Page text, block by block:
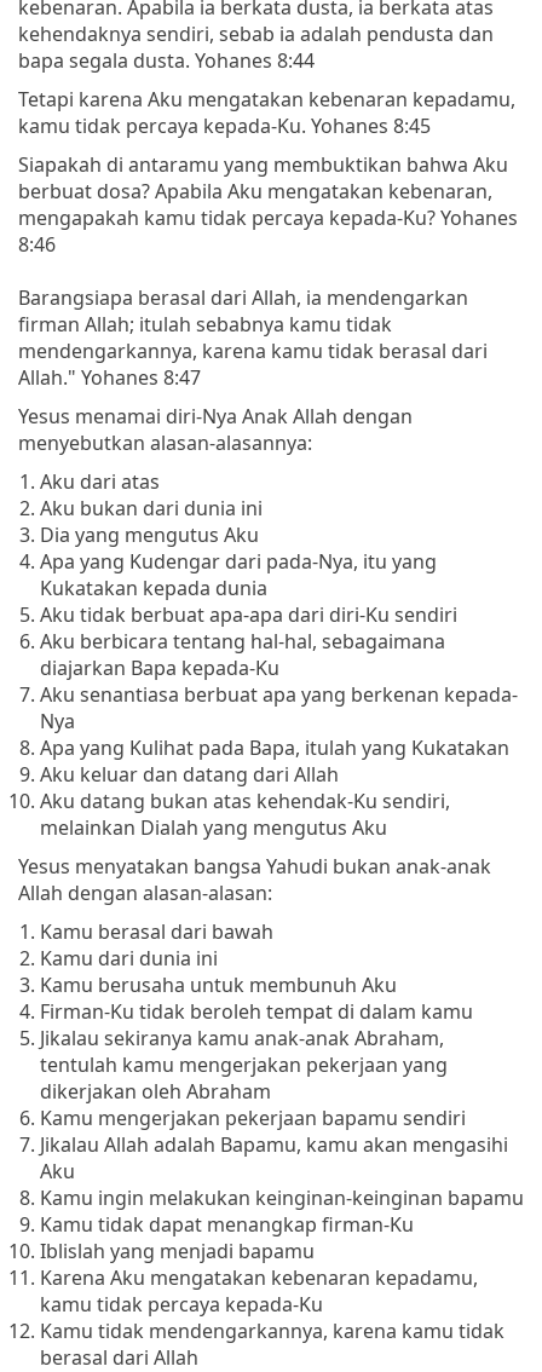
kebenaran. Apabila ia berkata dusta, ia berkata atas
kehendaknya sendiri, sebab ia adalah pendusta dan
bapa segala dusta. Yohanes 8:44
Tetapi karena Aku mengatakan kebenaran kepadamu,
kamu tidak percaya kepada-Ku. Yohanes 8:45
Siapakah di antaramu yang membuktikan bahwa Aku
berbuat dosa? Apabila Aku mengatakan kebenaran,
mengapakah kamu tidak percaya kepada-Ku? Yohanes
8:46
Barangsiapa berasal dari Allah, ia mendengarkan
firman Allah; itulah sebabnya kamu tidak
mendengarkannya, karena kamu tidak berasal dari
Allah." Yohanes 8:47
Yesus menamai diri-Nya Anak Allah dengan
menyebutkan alasan-alasannya:
Aku dari atas
Aku bukan dari dunia ini
Dia yang mengutus Aku
Apa yang Kudengar dari pada-Nya, itu yang
Kukatakan kepada dunia
Aku tidak berbuat apa-apa dari diri-Ku sendiri
Aku berbicara tentang hal-hal, sebagaimana
diajarkan Bapa kepada-Ku
Aku senantiasa berbuat apa yang berkenan kepada-
Nya
Apa yang Kulihat pada Bapa, itulah yang Kukatakan
Aku keluar dan datang dari Allah
Aku datang bukan atas kehendak-Ku sendiri,
melainkan Dialah yang mengutus Aku
Yesus menyatakan bangsa Yahudi bukan anak-anak
Allah dengan alasan-alasan:
Kamu berasal dari bawah
Kamu dari dunia ini
Kamu berusaha untuk membunuh Aku
Firman-Ku tidak beroleh tempat di dalam kamu
Jikalau sekiranya kamu anak-anak Abraham,
tentulah kamu mengerjakan pekerjaan yang
dikerjakan oleh Abraham
Kamu mengerjakan pekerjaan bapamu sendiri
Jikalau Allah adalah Bapamu, kamu akan mengasihi
Aku
Kamu ingin melakukan keinginan-keinginan bapamu
Kamu tidak dapat menangkap firman-Ku
Iblislah yang menjadi bapamu
Karena Aku mengatakan kebenaran kepadamu,
kamu tidak percaya kepada-Ku
Kamu tidak mendengarkannya, karena kamu tidak
berasal dari Allah